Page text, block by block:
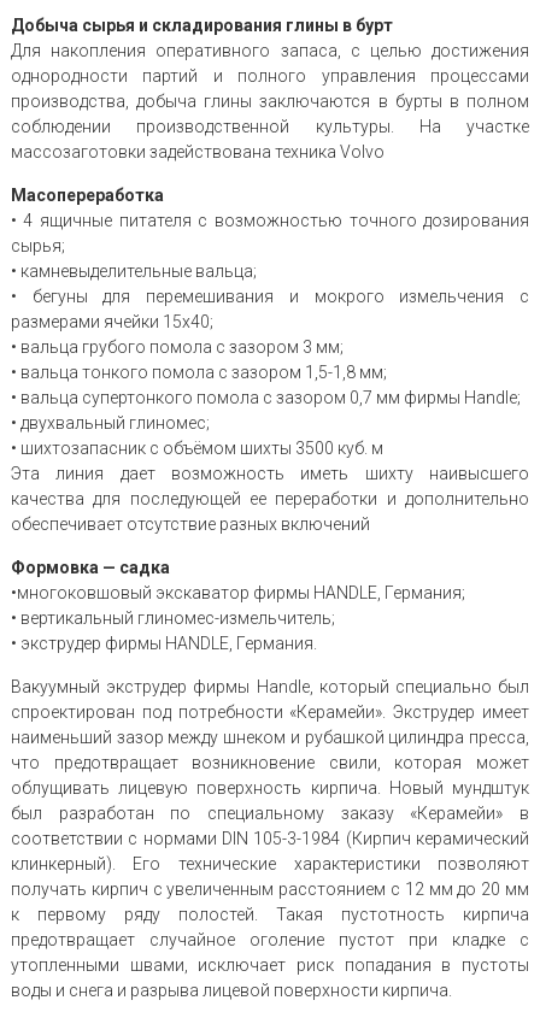
Добыча сырья и складирования глины в бурт
Для накопления оперативного запаса, с целью достижения
однородности партий и полного управления процессами
производства, добыча глины заключаются в бурты в полном
соблюдении производственной культуры. На участке
массозаготовки задействована техника Volvo
Масопереработка
• 4 ящичные питателя с возможностью точного дозирования
сырья;
• камневыделительные вальца;
• бегуны для перемешивания и мокрого измельчения с
размерами ячейки 15х40;
• вальца грубого помола с зазором 3 мм;
• вальца тонкого помола с зазором 1,5-1,8 мм;
• вальца супертонкого помола с зазором 0,7 мм фирмы Handle;
• двухвальный глиномес;
• шихтозапасник с объёмом шихты 3500 куб. м
Эта линия дает возможность иметь шихту наивысшего
качества для последующей ее переработки и дополнительно
обеспечивает отсутствие разных включений
Формовка — садка
•многоковшовый экскаватор фирмы HANDLE, Германия;
• вертикальный глиномес-измельчитель;
• экструдер фирмы HANDLE, Германия.
Вакуумный экструдер фирмы Handle, который специально был
спроектирован под потребности «Керамейи». Экструдер имеет
наименьший зазор между шнеком и рубашкой цилиндра пресса,
что предотвращает возникновение свили, которая может
облущивать лицевую поверхность кирпича. Новый мундштук
был разработан по специальному заказу «Керамейи» в
соответствии с нормами DIN 105-3-1984 (Кирпич керамический
клинкерный). Его технические характеристики позволяют
получать кирпич с увеличенным расстоянием с 12 мм до 20 мм
к первому ряду полостей. Такая пустотность кирпича
предотвращает случайное оголение пустот при кладке с
утопленными швами, исключает риск попадания в пустоты
воды и снега и разрыва лицевой поверхности кирпича.